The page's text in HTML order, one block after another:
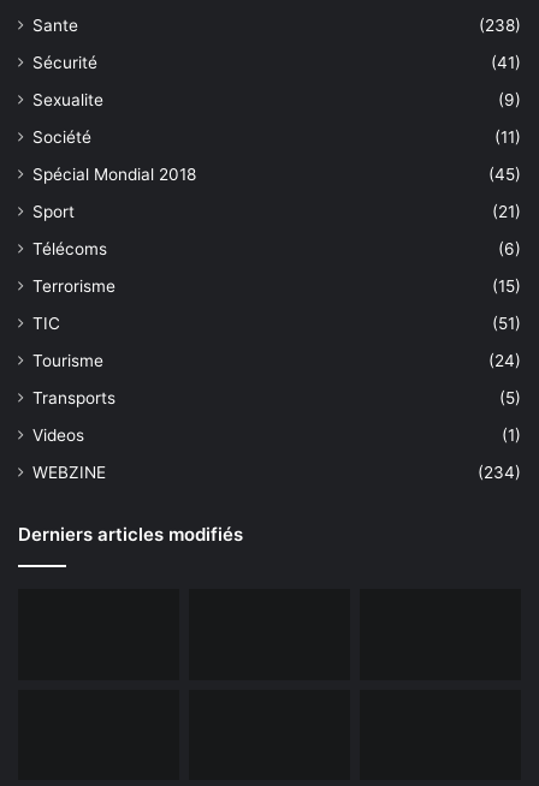
Sante
(238)
Sécurité
(41)
Sexualite
(9)
Société
(11)
Spécial Mondial 2018
(45)
Sport
(21)
Télécoms
(6)
Terrorisme
(15)
TIC
(51)
Tourisme
(24)
Transports
(5)
Videos
(1)
WEBZINE
(234)
Derniers articles modifiés